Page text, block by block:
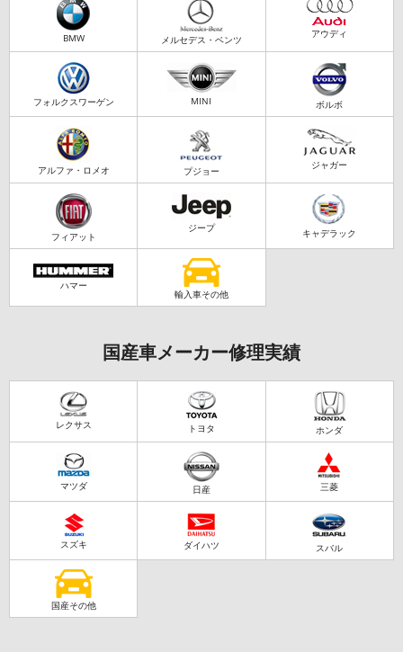
BMW メルセデス・ベンツ アウディ
フォルクスワーゲン MINI ボルボ
アルファ・ロメオ プジョー ジャガー
フィアット
ジープ キャデラック
ハマー
輸入車その他
国産車メーカー修理実績
レクサス トヨタ ホンダ
マツダ 日産 三菱
スズキ ダイハツ スバル
国産その他